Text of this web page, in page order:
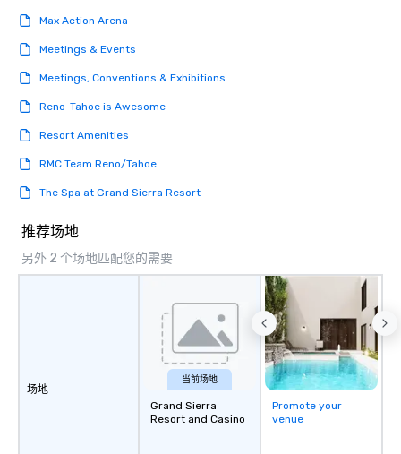
Max Action Arena
Meetings & Events
Meetings, Conventions & Exhibitions
Reno-Tahoe is Awesome
Resort Amenities
RMC Team Reno/Tahoe
The Spa at Grand Sierra Resort
推荐场地
另外 2 个场地匹配您的需要
场地
当前场地
Grand Sierra
Resort and Casino
Promote your
venue